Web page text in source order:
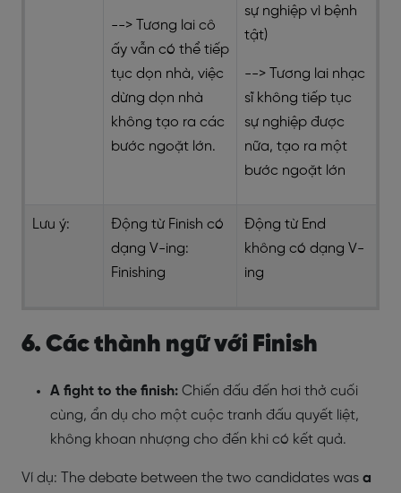
--> Tương lai cô
ấy vẫn có thể tiếp
tục dọn nhà, việc
dừng dọn nhà
không tạo ra các
bước ngoặt lớn.
sự nghiệp vì bệnh
tật)
--> Tương lai nhạc
sĩ không tiếp tục
sự nghiệp được
nữa, tạo ra một
bước ngoặt lớn
Lưu ý:
Động từ Finish có
dạng V-ing:
Finishing
Động từ End
không có dạng V-
ing
6. Các thành ngữ với Finish
A fight to the finish: Chiến đấu đến hơi thở cuối
cùng, ẩn dụ cho một cuộc tranh đấu quyết liệt,
không khoan nhượng cho đến khi có kết quả.
Ví dụ: The debate between the two candidates was a